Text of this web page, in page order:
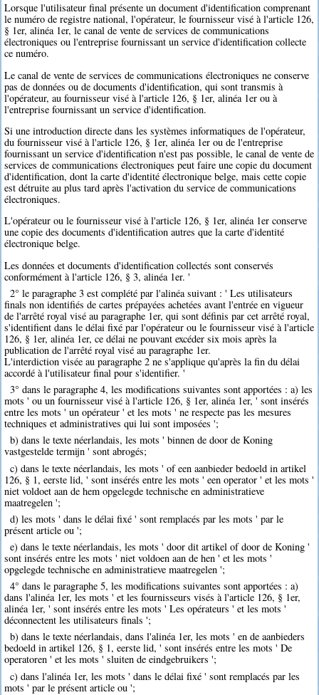
Lorsque l'utilisateur final présente un document d'identification comprenant
le numéro de registre national, l'opérateur, le fournisseur visé à l'article 126,
§ 1er, alinéa 1er, le canal de vente de services de communications
électroniques ou l'entreprise fournissant un service d'identification collecte
ce numéro.
Le canal de vente de services de communications électroniques ne conserve
pas de données ou de documents d'identification, qui sont transmis à
l'opérateur, au fournisseur visé à l'article 126, § 1er, alinéa 1er ou à
l'entreprise fournissant un service d'identification.
Si une introduction directe dans les systèmes informatiques de l'opérateur,
du fournisseur visé à l'article 126, § 1er, alinéa 1er ou de l'entreprise
fournissant un service d'identification n'est pas possible, le canal de vente de
services de communications électroniques peut faire une copie du document
d'identification, dont la carte d'identité électronique belge, mais cette copie
est détruite au plus tard après l'activation du service de communications
électroniques.
L'opérateur ou le fournisseur visé à l'article 126, § 1er, alinéa 1er conserve
une copie des documents d'identification autres que la carte d'identité
électronique belge.
Les données et documents d'identification collectés sont conservés
conformément à l'article 126, § 3, alinéa 1er. '
2° le paragraphe 3 est complété par l'alinéa suivant : ' Les utilisateurs
finals non identifiés de cartes prépayées achetées avant l'entrée en vigueur
de l'arrêté royal visé au paragraphe 1er, qui sont définis par cet arrêté royal,
s'identifient dans le délai fixé par l'opérateur ou le fournisseur visé à l'article
126, § 1er, alinéa 1er, ce délai ne pouvant excéder six mois après la
publication de l'arrêté royal visé au paragraphe 1er.
L'interdiction visée au paragraphe 2 ne s'applique qu'après la fin du délai
accordé à l'utilisateur final pour s'identifier. '
3° dans le paragraphe 4, les modifications suivantes sont apportées : a) les
mots ' ou un fournisseur visé à l'article 126, § 1er, alinéa 1er, ' sont insérés
entre les mots ' un opérateur ' et les mots ' ne respecte pas les mesures
techniques et administratives qui lui sont imposées ';
b) dans le texte néerlandais, les mots ' binnen de door de Koning
vastgestelde termijn ' sont abrogés;
c) dans le texte néerlandais, les mots ' of een aanbieder bedoeld in artikel
126, § 1, eerste lid, ' sont insérés entre les mots ' een operator ' et les mots '
niet voldoet aan de hem opgelegde technische en administratieve
maatregelen ';
d) les mots ' dans le délai fixé ' sont remplacés par les mots ' par le
présent article ou ';
e) dans le texte néerlandais, les mots ' door dit artikel of door de Koning '
sont insérés entre les mots ' niet voldoen aan de hen ' et les mots '
opgelegde technische en administratieve maatregelen ';
4° dans le paragraphe 5, les modifications suivantes sont apportées : a)
dans l'alinéa 1er, les mots ' et les fournisseurs visés à l'article 126, § 1er,
alinéa 1er, ' sont insérés entre les mots ' Les opérateurs ' et les mots '
déconnectent les utilisateurs finals ';
b) dans le texte néerlandais, dans l'alinéa 1er, les mots ' en de aanbieders
bedoeld in artikel 126, § 1, eerste lid, ' sont insérés entre les mots ' De
operatoren ' et les mots ' sluiten de eindgebruikers ';
c) dans l'alinéa 1er, les mots ' dans le délai fixé ' sont remplacés par les
mots ' par le présent article ou ';